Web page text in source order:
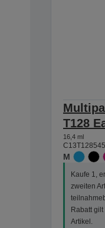
T128
16,4 ml
M
Kaufe 1,
zweiten
Rabatt
Artikel.